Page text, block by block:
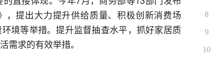
，提出大力提升供给质量、积极创新消费场
境等举措。提升监督抽查水平，抓好家居质
需求的有效举措。
8
9
10